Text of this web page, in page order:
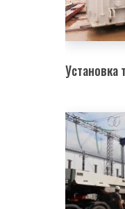
Установка